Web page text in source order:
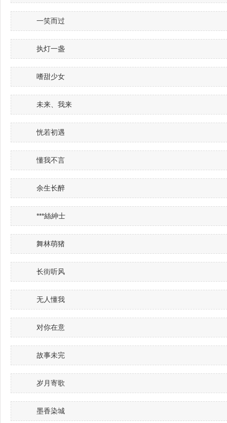
一笑而过
执灯一盏
嗜甜少女
未来、我来
恍若初遇
懂我不言
余生长醉
***絲紳士
舞林萌猪
长街听风
无人懂我
对你在意
故事未完
岁月寄歌
墨香染城